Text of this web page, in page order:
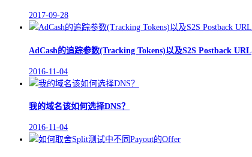
2017-09-28
AdCash的追踪参数(Tracking Tokens)以及S2S Postback URL
2016-11-04
我的域名该如何选择DNS？
2016-11-04